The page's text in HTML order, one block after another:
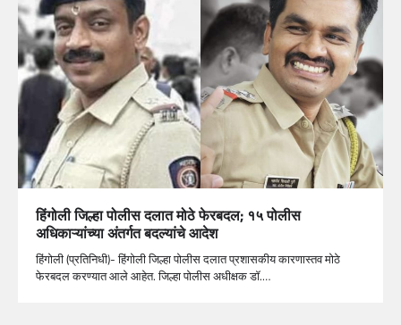
हिंगोली जिल्हा पोलीस दलात मोठे फेरबदल; १५ पोलीस
अधिकाऱ्यांच्या अंतर्गत बदल्यांचे आदेश
हिंगोली (प्रतिनिधी)- हिंगोली जिल्हा पोलीस दलात प्रशासकीय कारणास्तव मोठे
फेरबदल करण्यात आले आहेत. जिल्हा पोलीस अधीक्षक डॉ.…